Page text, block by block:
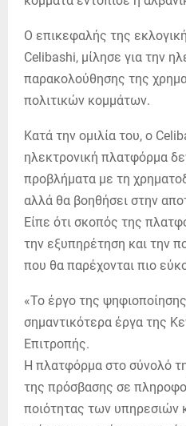
Ο επικεφαλής της
Celibashi, μίλησε για την
παρακολούθησης της
πολιτικών κομμάτων.
Κατά την ομιλία του, ο
ηλεκτρονική πλατφόρμα
προβλήματα με τη
αλλά θα βοηθήσει στην
Είπε ότι σκοπός της
την εξυπηρέτηση και την
που θα παρέχονται πιο
«Το έργο της
σημαντικότερα έργα της
Επιτροπής.
Η πλατφόρμα στο σύνολό
της πρόσβασης σε
ποιότητας των υπηρεσιών